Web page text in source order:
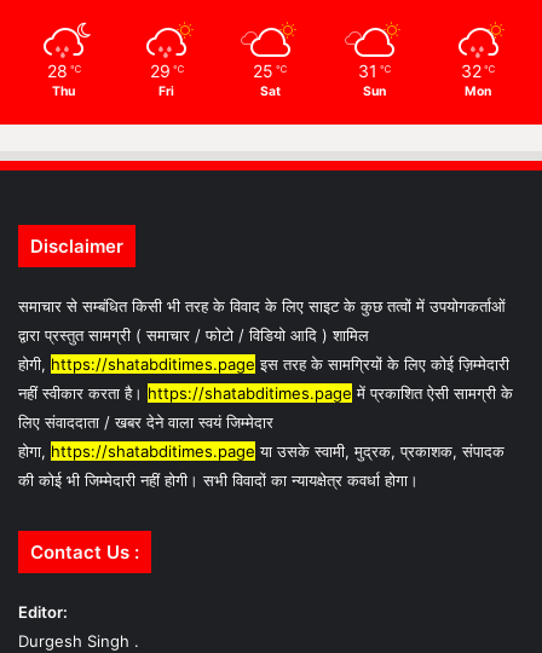
28 ℃
Thu
29 ℃
Fri
25 ℃
Sat
31 ℃
Sun
32 ℃
Mon
Disclaimer
समाचार से सम्बंधित किसी भी तरह के विवाद के लिए साइट के कुछ तत्वों में उपयोगकर्ताओं
द्वारा प्रस्तुत सामग्री ( समाचार / फोटो / विडियो आदि ) शामिल
होगी, https://shatabditimes.page इस तरह के सामग्रियों के लिए कोई ज़िम्मेदारी
नहीं स्वीकार करता है। https://shatabditimes.page में प्रकाशित ऐसी सामग्री के
लिए संवाददाता / खबर देने वाला स्वयं जिम्मेदार
होगा, https://shatabditimes.page या उसके स्वामी, मुद्रक, प्रकाशक, संपादक
की कोई भी जिम्मेदारी नहीं होगी। सभी विवादों का न्यायक्षेत्र कवर्धा होगा।
Contact Us :
Editor:
Durgesh Singh .